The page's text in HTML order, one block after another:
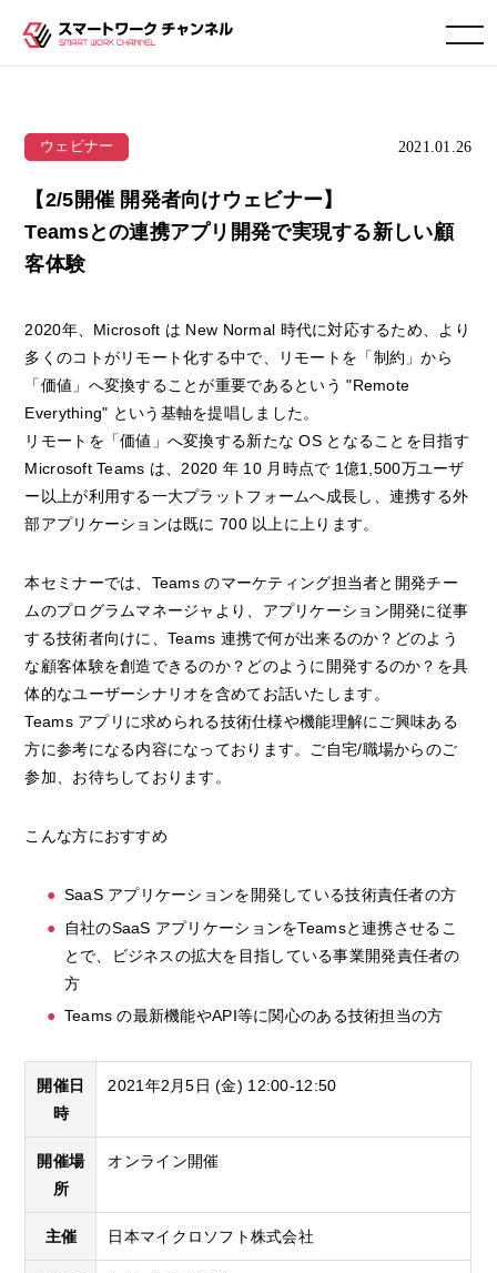
toggle navigation
ウェビナー 2021.01.26
【2/5開催 開発者向けウェビナー】
Teamsとの連携アプリ開発で実現する新しい顧
客体験
2020年、Microsoft は New Normal 時代に対応するため、より
多くのコトがリモート化する中で、リモートを「制約」から
「価値」へ変換することが重要であるという "Remote
Everything" という基軸を提唱しました。
リモートを「価値」へ変換する新たな OS となることを目指す
Microsoft Teams は、2020 年 10 月時点で 1億1,500万ユーザ
ー以上が利用する一大プラットフォームへ成長し、連携する外
部アプリケーションは既に 700 以上に上ります。
本セミナーでは、Teams のマーケティング担当者と開発チー
ムのプログラムマネージャより、アプリケーション開発に従事
する技術者向けに、Teams 連携で何が出来るのか？どのよう
な顧客体験を創造できるのか？どのように開発するのか？を具
体的なユーザーシナリオを含めてお話いたします。
Teams アプリに求められる技術仕様や機能理解にご興味ある
方に参考になる内容になっております。ご自宅/職場からのご
参加、お待ちしております。
こんな方におすすめ
SaaS アプリケーションを開発している技術責任者の方
自社のSaaS アプリケーションをTeamsと連携させるこ
とで、ビジネスの拡大を目指している事業開発責任者の
方
Teams の最新機能やAPI等に関心のある技術担当の方
開催日
時
2021年2月5日 (金) 12:00-12:50
開催場
所
オンライン開催
主催 日本マイクロソフト株式会社